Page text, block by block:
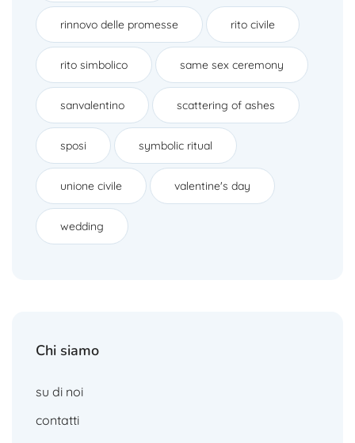
rinnovo delle promesse rito civile
rito simbolico same sex ceremony
sanvalentino scattering of ashes
sposi symbolic ritual
unione civile valentine's day
wedding
Chi siamo
su di noi
contatti